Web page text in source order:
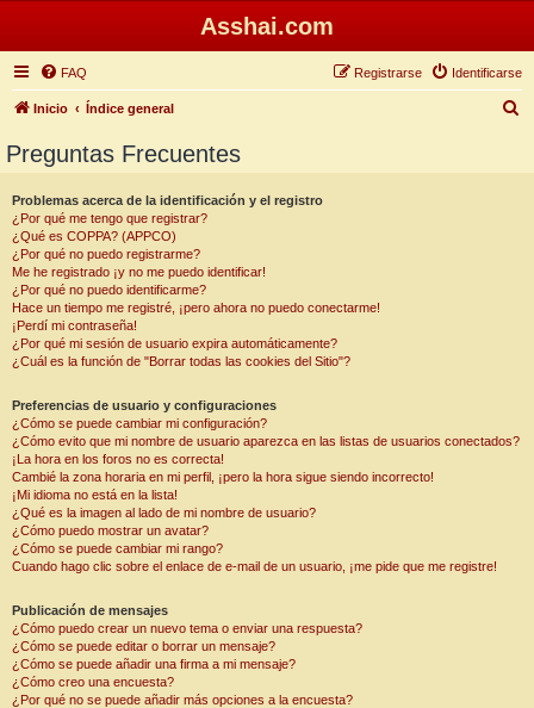
Asshai.com
FAQ Identificarse
Registrarse
Inicio Índice general
Preguntas Frecuentes
Problemas acerca de la identificación y el registro
¿Por qué me tengo que registrar?
¿Qué es COPPA? (APPCO)
¿Por qué no puedo registrarme?
Me he registrado ¡y no me puedo identificar!
¿Por qué no puedo identificarme?
Hace un tiempo me registré, ¡pero ahora no puedo conectarme!
¡Perdí mi contraseña!
¿Por qué mi sesión de usuario expira automáticamente?
¿Cuál es la función de "Borrar todas las cookies del Sitio"?
Preferencias de usuario y configuraciones
¿Cómo se puede cambiar mi configuración?
¿Cómo evito que mi nombre de usuario aparezca en las listas de usuarios conectados?
¡La hora en los foros no es correcta!
Cambié la zona horaria en mi perfil, ¡pero la hora sigue siendo incorrecto!
¡Mi idioma no está en la lista!
¿Qué es la imagen al lado de mi nombre de usuario?
¿Cómo puedo mostrar un avatar?
¿Cómo se puede cambiar mi rango?
Cuando hago clic sobre el enlace de e-mail de un usuario, ¡me pide que me registre!
Publicación de mensajes
¿Cómo puedo crear un nuevo tema o enviar una respuesta?
¿Cómo se puede editar o borrar un mensaje?
¿Cómo se puede añadir una firma a mi mensaje?
¿Cómo creo una encuesta?
¿Por qué no se puede añadir más opciones a la encuesta?